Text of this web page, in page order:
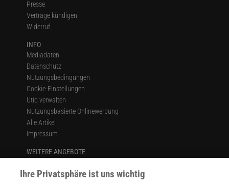
Presse
Verträge kündigen
Widerruf
INFO
Mediadaten
Datenschutz
Nutzungsbedingungen
Cookie-Einstellungen
Utiq verwalten
Nutzungsbasierte Onlinewerbung
Alle Artikel
Impressum
WEITERE ANGEBOTE
Angebote für Institutionen
Ihre Privatsphäre ist uns wichtig